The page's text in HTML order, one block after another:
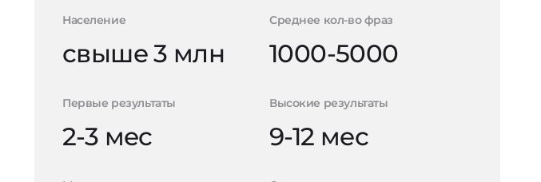
Население
свыше 3 млн
Среднее кол-во фраз
1000-5000
Первые результаты
2-3 мес
Высокие результаты
9-12 мес